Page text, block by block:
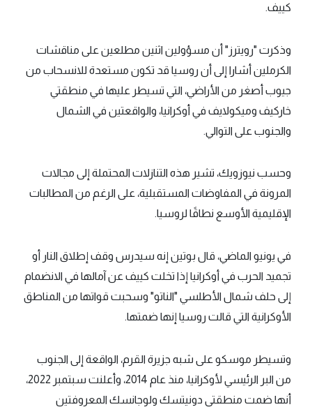
كييف.
وذكرت "رويترز" أن مسؤولين اثنين مطلعين على مناقشات
الكرملين أشارا إلى أن روسيا قد تكون مستعدة للانسحاب من
جيوب أصغر من الأراضي، التي تسيطر عليها في منطقتي
خاركيف وميكولايف في أوكرانيا، والواقعتين في الشمال
والجنوب على التوالي.
وحسب نيوزويك، تشير هذه التنازلات المحتملة إلى مجالات
المرونة في المفاوضات المستقبلية، على الرغم من المطالبات
الإقليمية الأوسع نطاقًا لروسيا.
في يونيو الماضي، قال بوتين إنه سيدرس وقف إطلاق النار أو
تجميد الحرب في أوكرانيا إذا تخلت كييف عن آمالها في الانضمام
إلى حلف شمال الأطلسي "الناتو" وسحبت قواتها من المناطق
الأوكرانية التي قالت روسيا إنها ضمتها.
وتسيطر موسكو على شبه جزيرة القرم، الواقعة إلى الجنوب
من البر الرئيسي لأوكرانيا، منذ عام 2014، وأعلنت سبتمبر 2022،
أنها ضمت منطقتي دونيتسك ولوجانسك المعروفتين